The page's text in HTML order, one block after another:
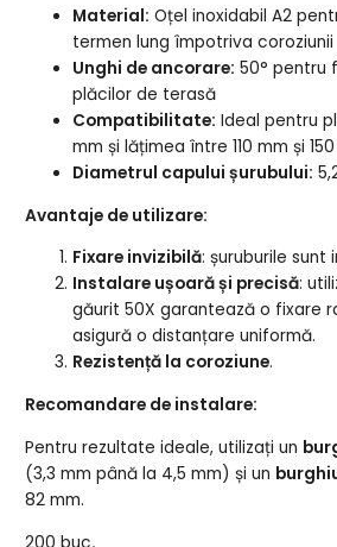
Material: Oțel inoxidabil A2
termen lung împotriva coroziunii
Unghi de ancorare: 50° pentru
plăcilor de terasă
Compatibilitate: Ideal pentru
mm și lățimea între 110 mm și
Diametrul capului șurubului:
Avantaje de utilizare:
Fixare invizibilă: șuruburile
Instalare ușoară și precisă:
găurit 50X garantează o fixare
asigură o distanțare uniformă.
Rezistență la coroziune.
Recomandare de instalare:
Pentru rezultate ideale, utilizați un
(3,3 mm până la 4,5 mm) și un
82 mm.
200 buc.